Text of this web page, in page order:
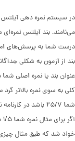
درست شما به پرسش‌های
بند از آزمون به شکلی
عنوان بند یا نمره اصلی
کلی به سوی نمره بالاتر
خواد شد که طبق مثال چیزی جز ۵